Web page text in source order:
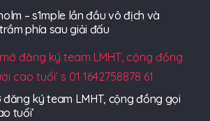
– s1mple lần đầu vô địch và
phía sau giải đấu
đăng ký team LMHT, cộng đồng gọi
tuổi’